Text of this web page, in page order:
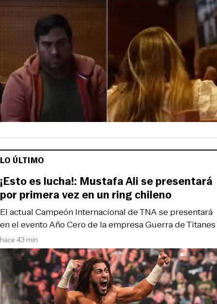
LO ÚLTIMO
hace 43 min
El actual Campeón Internacional de TNA se presentará
en el evento Año Cero de la empresa Guerra de Titanes
¡Esto es lucha!: Mustafa Ali se presentará
por primera vez en un ring chileno